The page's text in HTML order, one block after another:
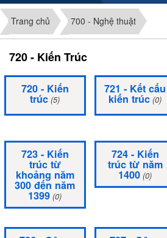
Trang chủ 700 - Nghệ thuật
720 - Kiến Trúc
720 - Kiến
trúc (5)
721 - Kết cấu
kiến trúc (0)
723 - Kiến
trúc từ
khoảng năm
300 đến năm
1399 (0)
724 - Kiến
trúc từ năm
1400 (0)